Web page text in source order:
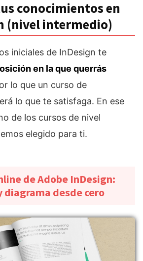
conocimientos en
(nivel intermedio)
iniciales de InDesign te
en la que querrás
lo que un curso de
lo que te satisfaga. En ese
de los cursos de nivel
elegido para ti.
de Adobe InDesign:
diagrama desde cero